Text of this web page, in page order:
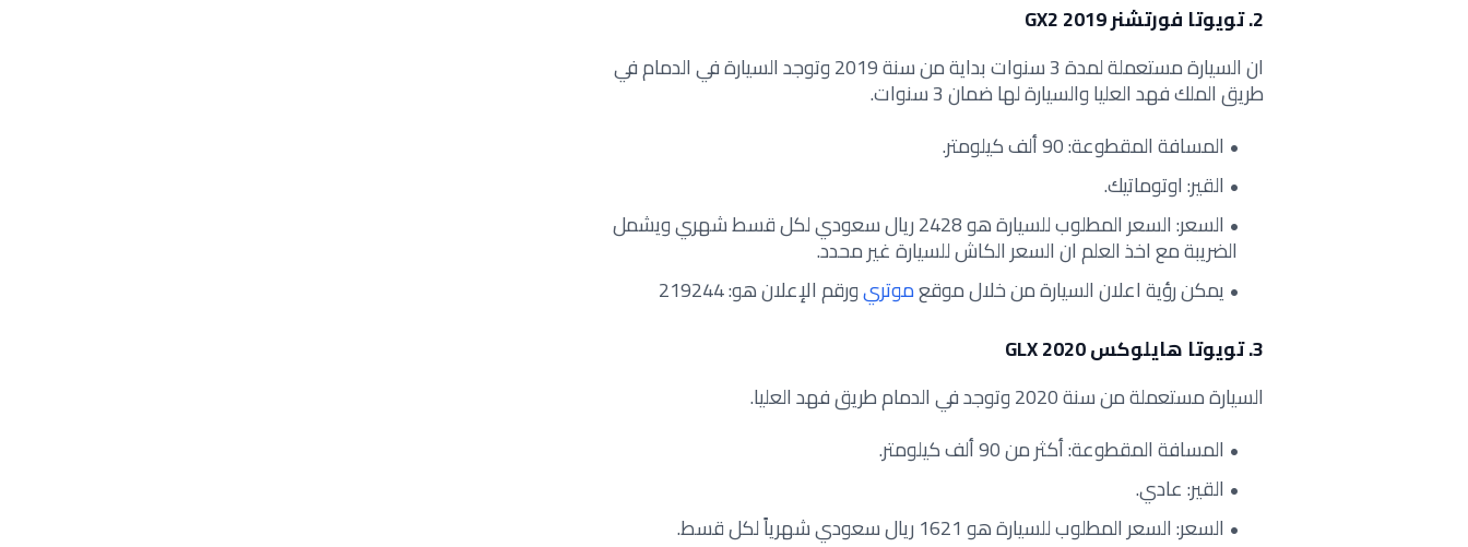
2. تويوتا فورتشنر GX2 2019
ان السيارة مستعملة لمدة 3 سنوات بداية من سنة 2019 وتوجد السيارة في الدمام في
طريق الملك فهد العليا والسيارة لها ضمان 3 سنوات.
المسافة المقطوعة: 90 ألف كيلومتر.
القير: اوتوماتيك.
السعر: السعر المطلوب للسيارة هو 2428 ريال سعودي لكل قسط شهري ويشمل
الضريبة مع اخذ العلم ان السعر الكاش للسيارة غير محدد.
يمكن رؤية اعلان السيارة من خلال موقعموتريورقم الإعلان هو: 219244
3. تويوتا هايلوكس GLX 2020
السيارة مستعملة من سنة 2020 وتوجد في الدمام طريق فهد العليا.
المسافة المقطوعة: أكثر من 90 ألف كيلومتر.
القير: عادي.
السعر: السعر المطلوب للسيارة هو 1621 ريال سعودي شهرياً لكل قسط.